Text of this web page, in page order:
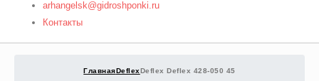
arhangelsk@gidroshponki.ru
Контакты
ГлавнаяDeflexDeflex Deflex 428-050 45